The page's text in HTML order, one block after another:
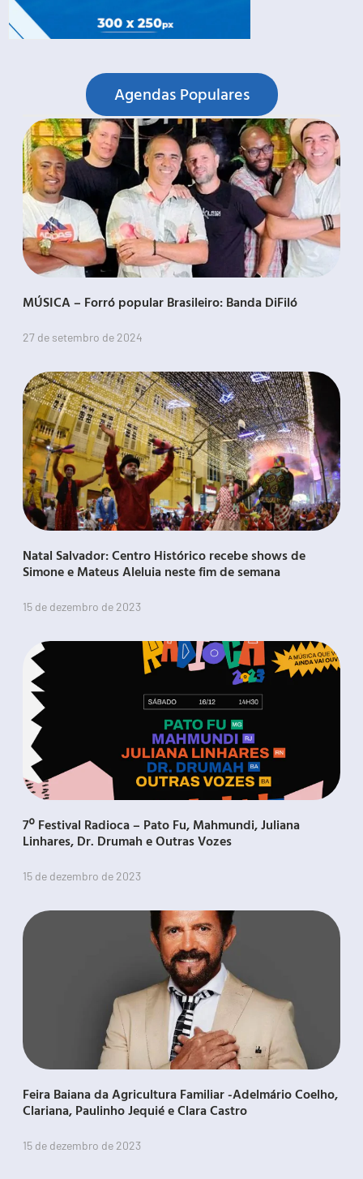
Agendas Populares
MÚSICA – Forró popular Brasileiro: Banda DiFiló
27 de setembro de 2024
Natal Salvador: Centro Histórico recebe shows de
Simone e Mateus Aleluia neste fim de semana
15 de dezembro de 2023
7º Festival Radioca – Pato Fu, Mahmundi, Juliana
Linhares, Dr. Drumah e Outras Vozes
15 de dezembro de 2023
Feira Baiana da Agricultura Familiar -Adelmário Coelho,
Clariana, Paulinho Jequié e Clara Castro
15 de dezembro de 2023